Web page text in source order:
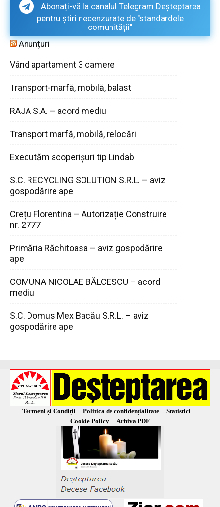
Abonați-vă la canalul Telegram Deșteptarea
pentru știri necenzurate de "standardele
comunității"
Anunțuri
Vând apartament 3 camere
Transport-marfă, mobilă, balast
RAJA S.A. – acord mediu
Transport marfă, mobilă, relocări
Executăm acoperișuri tip Lindab
S.C. RECYCLING SOLUTION S.R.L. – aviz
gospodărire ape
Crețu Florentina – Autorizație Construire
nr. 2777
Primăria Răchitoasa – aviz gospodărire
ape
COMUNA NICOLAE BĂLCESCU – acord
mediu
S.C. Domus Mex Bacău S.R.L. – aviz
gospodărire ape
Termeni și Condiții Politica de confidențialitate
Statistici
Cookie Policy
Arhiva PDF